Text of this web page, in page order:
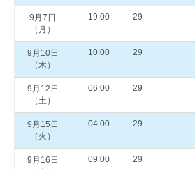
9月7日
（月）
19:00 29
9月10日
（木）
10:00 29
9月12日
（土）
06:00 29
9月15日
（火）
04:00 29
9月16日
09:00 29